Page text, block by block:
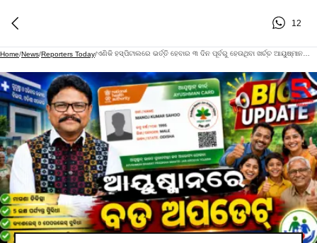
12
Home/News/Reporters Today/